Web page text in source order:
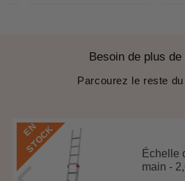
Besoin de plus
Parcourez le reste
E
N
S
T
O
C
K
Échelle
main -